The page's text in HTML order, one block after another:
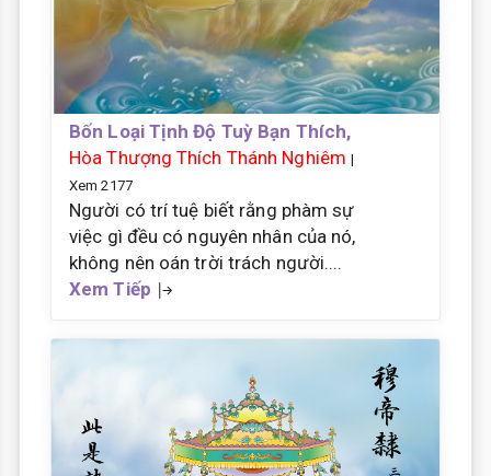
Bốn Loại Tịnh Độ Tuỳ Bạn Thích,
Hòa Thượng Thích Thánh Nghiêm |
Xem 2177
Người có trí tuệ biết rằng phàm sự
việc gì đều có nguyên nhân của nó,
không nên oán trời trách người....
Xem Tiếp